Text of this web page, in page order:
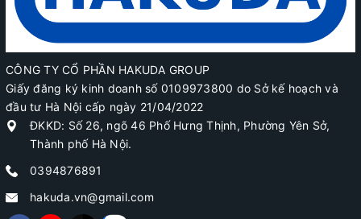
CÔNG TY CỔ PHẦN HAKUDA GROUP
Giấy đăng ký kinh doanh số 0109973800 do Sở kế hoạch và
đầu tư Hà Nội cấp ngày 21/04/2022
ĐKKD: Số 26, ngõ 46 Phố Hưng Thịnh, Phường Yên Sở,
Thành phố Hà Nội.
0394876891
hakuda.vn@gmail.com